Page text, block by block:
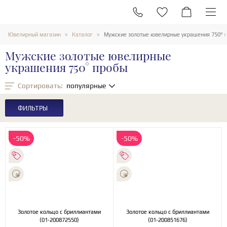
Ювелирный магазин Каталог Мужские золотые ювелирные украшения 750°
Мужские золотые ювелирные
украшения 750° пробы
Сортировать: популярные
ФИЛЬТРЫ
-50%
Золотое кольцо с бриллиантами
(01-200872550)
-50%
Золотое кольцо с бриллиантами
(01-200851676)